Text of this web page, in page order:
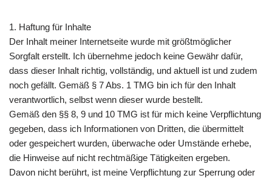
1. Haftung für Inhalte
Der Inhalt meiner Internetseite wurde mit größtmöglicher
Sorgfalt erstellt. Ich übernehme jedoch keine Gewähr dafür,
dass dieser Inhalt richtig, vollständig, und aktuell ist und zudem
noch gefällt. Gemäß § 7 Abs. 1 TMG bin ich für den Inhalt
verantwortlich, selbst wenn dieser wurde bestellt.
Gemäß den §§ 8, 9 und 10 TMG ist für mich keine Verpflichtung
gegeben, dass ich Informationen von Dritten, die übermittelt
oder gespeichert wurden, überwache oder Umstände erhebe,
die Hinweise auf nicht rechtmäßige Tätigkeiten ergeben.
Davon nicht berührt, ist meine Verpflichtung zur Sperrung oder